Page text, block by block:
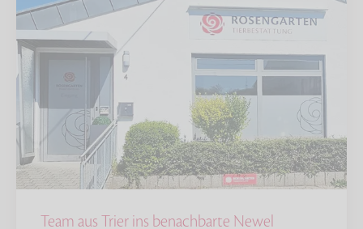
Team aus Trier ins benachbarte Newel